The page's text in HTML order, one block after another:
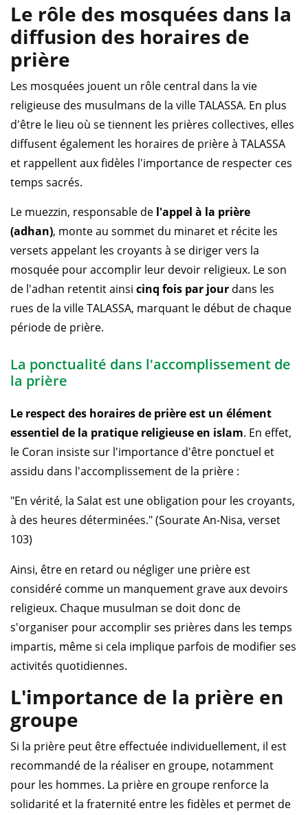
Le rôle des mosquées dans la
diffusion des horaires de
prière
Les mosquées jouent un rôle central dans la vie
religieuse des musulmans de la ville TALASSA. En plus
d'être le lieu où se tiennent les prières collectives, elles
diffusent également les horaires de prière à TALASSA
et rappellent aux fidèles l'importance de respecter ces
temps sacrés.
Le muezzin, responsable de l'appel à la prière
(adhan), monte au sommet du minaret et récite les
versets appelant les croyants à se diriger vers la
mosquée pour accomplir leur devoir religieux. Le son
de l'adhan retentit ainsi cinq fois par jour dans les
rues de la ville TALASSA, marquant le début de chaque
période de prière.
La ponctualité dans l'accomplissement de
la prière
Le respect des horaires de prière est un élément
essentiel de la pratique religieuse en islam. En effet,
le Coran insiste sur l'importance d'être ponctuel et
assidu dans l'accomplissement de la prière :
"En vérité, la Salat est une obligation pour les croyants,
à des heures déterminées." (Sourate An-Nisa, verset
103)
Ainsi, être en retard ou négliger une prière est
considéré comme un manquement grave aux devoirs
religieux. Chaque musulman se doit donc de
s'organiser pour accomplir ses prières dans les temps
impartis, même si cela implique parfois de modifier ses
activités quotidiennes.
L'importance de la prière en
groupe
Si la prière peut être effectuée individuellement, il est
recommandé de la réaliser en groupe, notamment
pour les hommes. La prière en groupe renforce la
solidarité et la fraternité entre les fidèles et permet de